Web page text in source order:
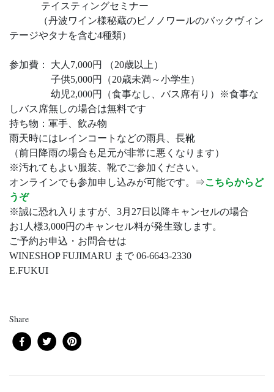
テイスティングセミナー
（丹波ワイン様秘蔵のピノノワールのバックヴィン
テージやタナを含む4種類）
参加費： 大人7,000円 （20歳以上）
子供5,000円（20歳未満～小学生）
幼児2,000円（食事なし、バス席有り）※食事な
しバス席無しの場合は無料です
持ち物：軍手、飲み物
雨天時にはレインコートなどの雨具、長靴
（前日降雨の場合も足元が非常に悪くなります）
※汚れてもよい服装、靴でご参加ください。
オンラインでも参加申し込みが可能です。⇒こちらからど
うぞ
※誠に恐れ入りますが、3月27日以降キャンセルの場合
お1人様3,000円のキャンセル料が発生致します。
ご予約お申込・お問合せは
WINESHOP FUJIMARU まで 06-6643-2330
E.FUKUI
Share